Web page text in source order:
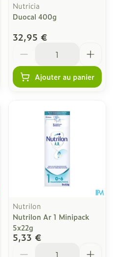
Nutricia
Duocal 400g
32,95 €
Ajouter au panier
Nutrilon
Nutrilon Ar 1 Minipack
5x22g
5,33 €